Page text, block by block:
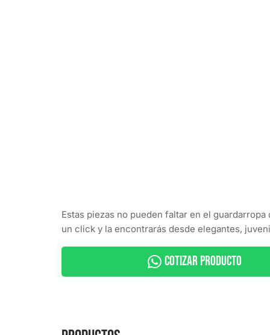
Estas piezas no pueden faltar en el
un click y la encontrarás desde elegantes,
Cotizar Producto